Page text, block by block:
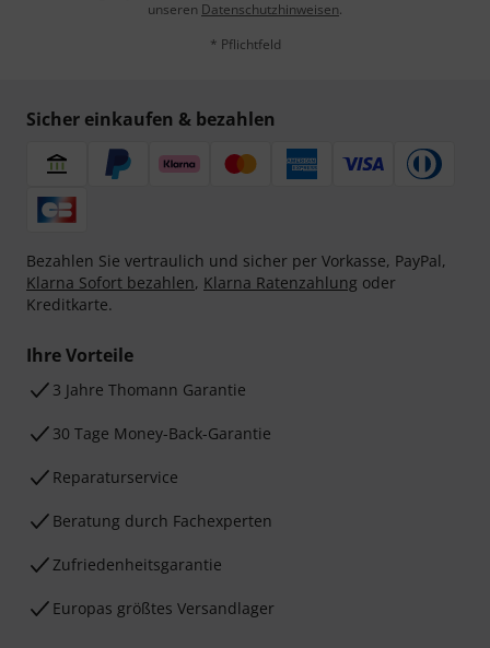
unseren Datenschutzhinweisen.
* Pflichtfeld
Sicher einkaufen & bezahlen
Bezahlen Sie vertraulich und sicher per Vorkasse, PayPal,
Klarna Sofort bezahlen, Klarna Ratenzahlung oder
Kreditkarte.
Ihre Vorteile
3 Jahre Thomann Garantie
30 Tage Money-Back-Garantie
Reparaturservice
Beratung durch Fachexperten
Zufriedenheitsgarantie
Europas größtes Versandlager